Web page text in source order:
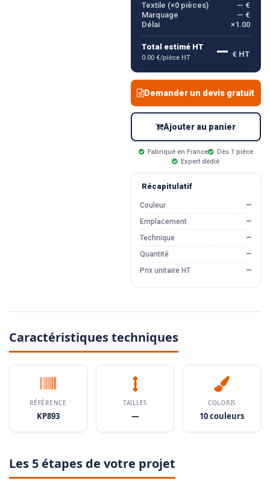
Textile (×0pièces)
— €
Marquage
— €
Délai
×1.00
Total estimé HT
0.00 €/pièce HT — € HT
Demander un devis gratuit
Ajouter au panier
Fabriqué en France
Dès 1 pièce
Expert dédié
Récapitulatif
Couleur
—
Emplacement
—
Technique
—
Quantité
—
Prix unitaire HT
—
Caractéristiques techniques
RÉFÉRENCE
KP893
TAILLES
—
COLORIS
10 couleurs
Les 5 étapes de votre projet